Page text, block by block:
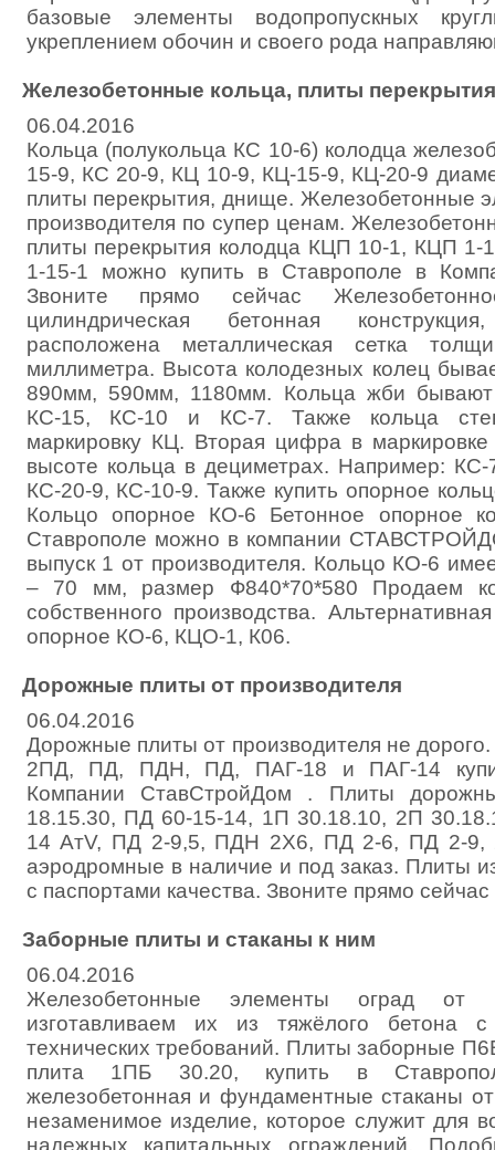
базовые элементы водопропускных
укреплением обочин и своего рода
Железобетонные кольца, плиты перекрытия
06.04.2016
Кольца (полукольца КС 10-6) колодца
15-9, КС 20-9, КЦ 10-9, КЦ-15-9, КЦ-20-9
плиты перекрытия, днище. Железобетонные
производителя по супер ценам.
плиты перекрытия колодца КЦП 10-1, КЦП
1-15-1 можно купить в Ставрополе в
Звоните прямо сейчас
цилиндрическая бетонная
расположена металлическая сетка
миллиметра. Высота колодезных колец
890мм, 590мм, 1180мм. Кольца жби бывают
КС-15, КС-10 и КС-7. Также кольца
маркировку КЦ. Вторая цифра в маркировке
высоте кольца в дециметрах. Например:
КС-20-9, КС-10-9. Также купить опорное
Кольцо опорное КО-6 Бетонное опорное
Ставрополе можно в компании
выпуск 1 от производителя. Кольцо КО-6
– 70 мм, размер Ф840*70*580 Продаем
собственного производства.
опорное КО-6, КЦО-1, К06.
Дорожные плиты от производителя
06.04.2016
Дорожные плиты от производителя не
2ПД, ПД, ПДН, ПД, ПАГ-18 и ПАГ-14
Компании СтавСтройДом . Плиты
18.15.30, ПД 60-15-14, 1П 30.18.10, 2П
14 АтV, ПД 2-9,5, ПДН 2Х6, ПД 2-6, ПД 2-9,
аэродромные в наличие и под заказ. Плиты
с паспортами качества. Звоните прямо сейчас
Заборные плиты и стаканы к ним
06.04.2016
Железобетонные элементы оград от
изготавливаем их из тяжёлого бетона
технических требований. Плиты заборные
плита 1ПБ 30.20, купить в
железобетонная и фундаментные стаканы
незаменимое изделие, которое служит для
надежных капитальных ограждений.